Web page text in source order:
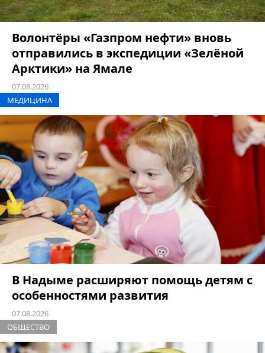
Волонтёры «Газпром нефти» вновь
отправились в экспедиции «Зелёной
Арктики» на Ямале
07.08.2026
МЕДИЦИНА
В Надыме расширяют помощь детям с
особенностями развития
07.08.2026
ОБЩЕСТВО